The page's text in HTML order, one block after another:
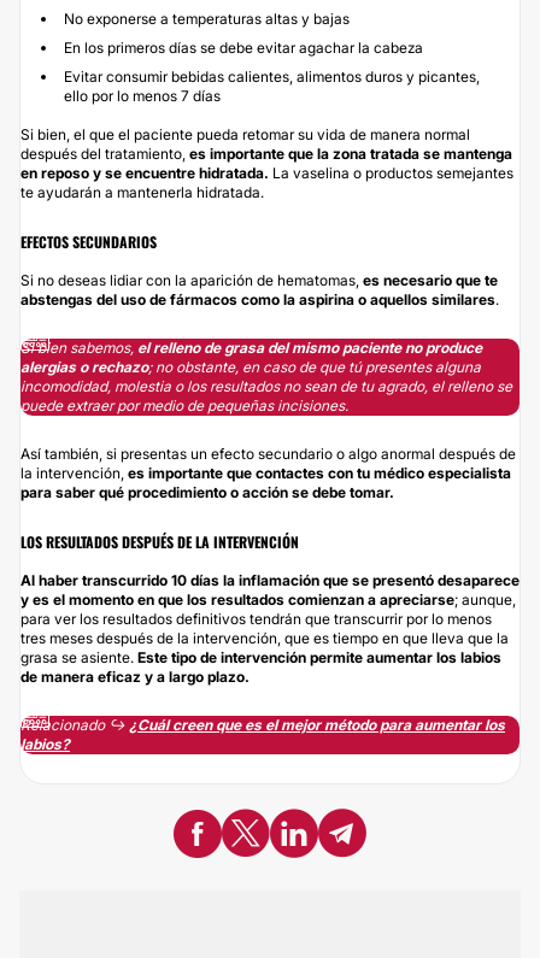
No exponerse a temperaturas altas y bajas
En los primeros días se debe evitar agachar la cabeza
Evitar consumir bebidas calientes, alimentos duros y picantes,
ello por lo menos 7 días
Si bien, el que el paciente pueda retomar su vida de manera normal
después del tratamiento, es importante que la zona tratada se mantenga
en reposo y se encuentre hidratada. La vaselina o productos semejantes
te ayudarán a mantenerla hidratada.
EFECTOS SECUNDARIOS
Si no deseas lidiar con la aparición de hematomas, es necesario que te
abstengas del uso de fármacos como la aspirina o aquellos similares.
Si bien sabemos, el relleno de grasa del mismo paciente no produce
alergias o rechazo; no obstante, en caso de que tú presentes alguna
incomodidad, molestia o los resultados no sean de tu agrado, el relleno se
puede extraer por medio de pequeñas incisiones.
Así también, si presentas un efecto secundario o algo anormal después de
la intervención, es importante que contactes con tu médico especialista
para saber qué procedimiento o acción se debe tomar.
LOS RESULTADOS DESPUÉS DE LA INTERVENCIÓN
Al haber transcurrido 10 días la inflamación que se presentó desaparece
y es el momento en que los resultados comienzan a apreciarse; aunque,
para ver los resultados definitivos tendrán que transcurrir por lo menos
tres meses después de la intervención, que es tiempo en que lleva que la
grasa se asiente. Este tipo de intervención permite aumentar los labios
de manera eficaz y a largo plazo.
Relacionado ↪️ ¿Cuál creen que es el mejor método para aumentar los
labios?